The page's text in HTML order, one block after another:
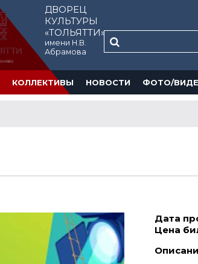
ДВОРЕЦ
КУЛЬТУРЫ
«ТОЛЬЯТТИ»
имени Н.В.
Абрамова
КОЛЛЕКТИВЫ НОВОСТИ ФОТО/
Дата
Цена